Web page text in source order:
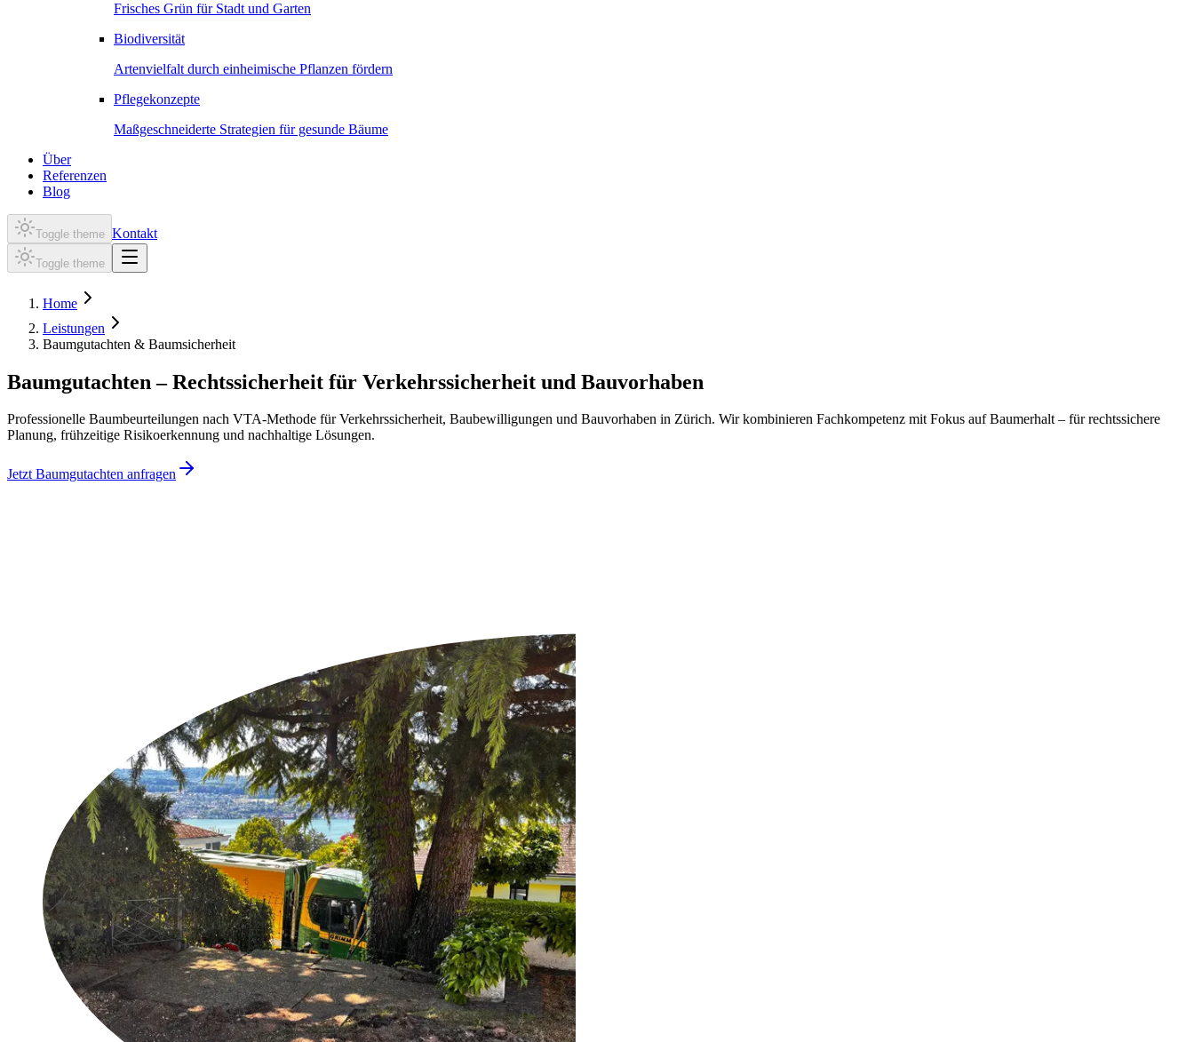
Frisches Grün für Stadt und Garten
Biodiversität
Artenvielfalt durch einheimische Pflanzen fördern
Pflegekonzepte
Maßgeschneiderte Strategien für gesunde Bäume
Über
Referenzen
Blog
Toggle theme Kontakt
Toggle theme
Home
Leistungen
Baumgutachten & Baumsicherheit
Baumgutachten – Rechtssicherheit für Verkehrssicherheit und Bauvorhaben
Professionelle Baumbeurteilungen nach VTA-Methode für Verkehrssicherheit, Baubewilligungen und Bauvorhaben in Zürich. Wir kombinieren Fachkompetenz mit Fokus auf Baumerhalt – für rechtssichere
Planung, frühzeitige Risikoerkennung und nachhaltige Lösungen.
Jetzt Baumgutachten anfragen